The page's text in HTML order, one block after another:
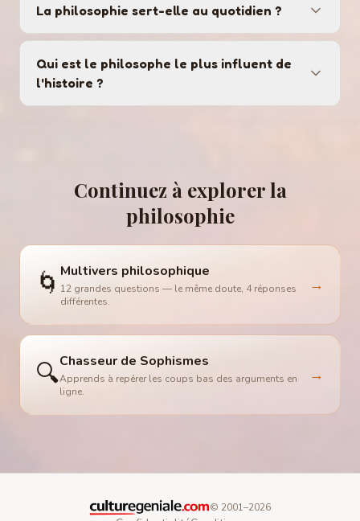
La philosophie sert-elle au quotidien ?
Qui est le philosophe le plus influent de
l'histoire ?
Continuez à explorer la
philosophie
🌀 Multivers philosophique
12 grandes questions — le même doute, 4 réponses
différentes.
→
🔍Chasseur de Sophismes
Apprends à repérer les coups bas des arguments en
ligne.
→
© 2001–2026